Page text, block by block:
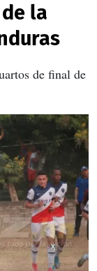
la
de final de
X